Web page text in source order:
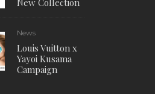
News
Louis Vuitton x
Yayoi Kusama
Campaign